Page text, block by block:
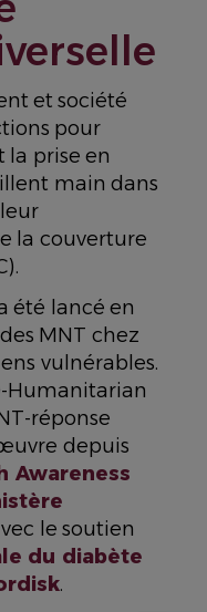
et société
pour
la prise en
main dans
la couverture
été lancé en
MNT chez
vulnérables.
Humanitarian
réponse
depuis
Awareness
le soutien
du diabète
.